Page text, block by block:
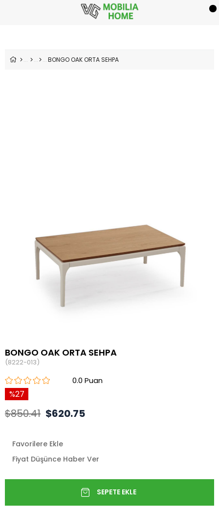
BONGO OAK ORTA SEHPA
BONGO OAK ORTA SEHPA
(8222-013)
0.0
27
$850.41 $620.75
Favorilere Ekle
Fiyat Düşünce Haber Ver